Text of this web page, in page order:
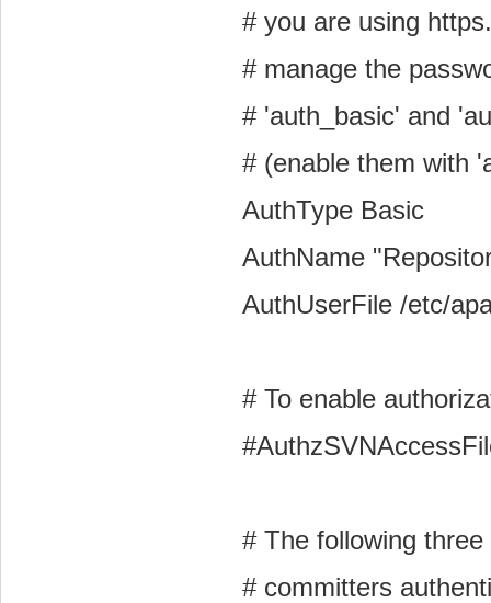
# you are using
# manage the
# 'auth_basic' and
# (enable them with
AuthType Basic
AuthName
AuthUserFile /etc/
# To enable
# The following
# committers